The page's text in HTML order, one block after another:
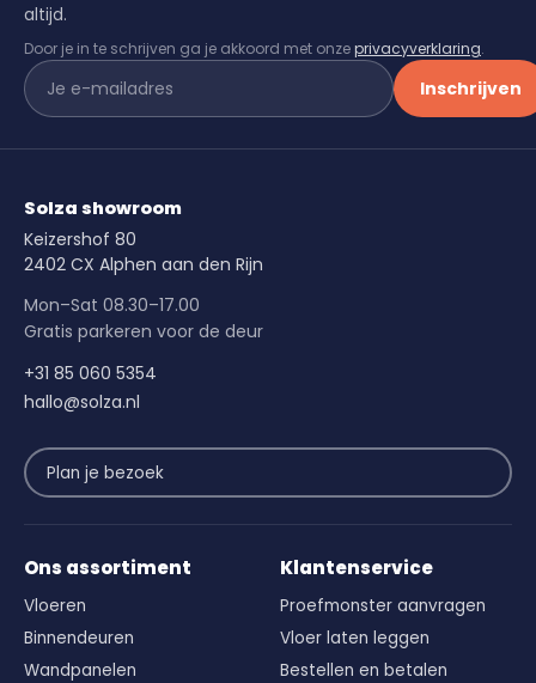
altijd.
Door je in te schrijven ga je akkoord met onzeprivacyverklaring.
Inschrijven
Solza showroom
Keizershof 80
2402 CX Alphen aan den Rijn
Mon–Sat 08.30–17.00
Gratis parkeren voor de deur
+31 85 060 5354
hallo@solza.nl
Plan je bezoek
Ons assortiment
Vloeren
Binnendeuren
Wandpanelen
Klantenservice
Proefmonster aanvragen
Vloer laten leggen
Bestellen en betalen